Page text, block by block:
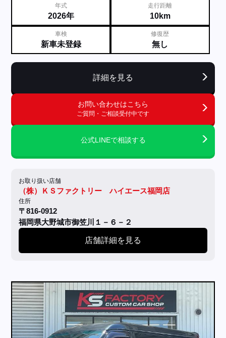
年式
2026年
走行距離
10km
車検
新車未登録
修復歴
無し
詳細を見る
お問い合わせはこちら
ご質問・ご相談受付中です
公式LINEで相談する
お取り扱い店舗
（株）ＫＳファクトリー ハイエース福岡店
住所
〒816-0912
福岡県大野城市御笠川１－６－２
店舗詳細を見る